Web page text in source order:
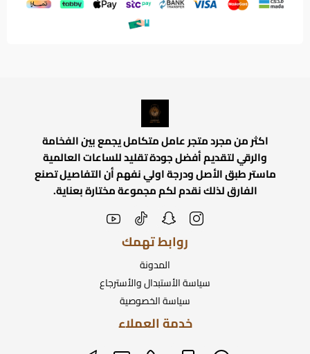
اكثر من مجرد متجر عامل متكامل يجمع بين الفخامة
والرقي لتقديم أفضل جودة تقليد للساعات العالمية
ماستر طبق الأصل ودرجة اولي نفهم أن التفاصيل تصنع
الفارق لذلك نقدم لكم مجموعة مختارة بعناية.
روابط تهمك
المدونة
سياسة الأستبدال والأسترجاع
سياسة الخصوصية
خدمة العملاء